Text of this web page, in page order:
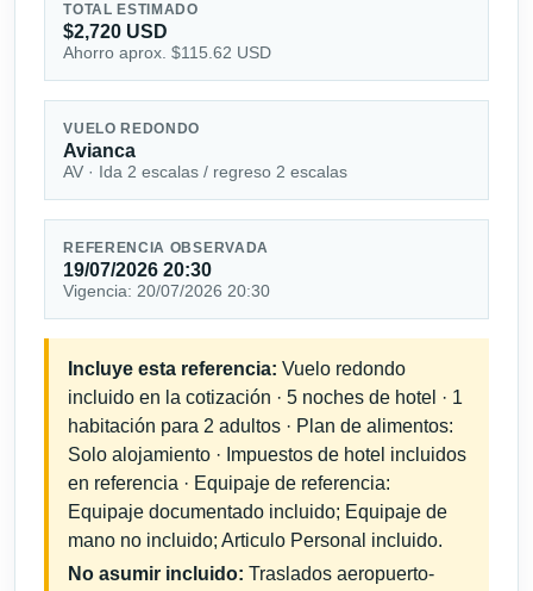
TOTAL ESTIMADO
$2,720 USD
Ahorro aprox. $115.62 USD
VUELO REDONDO
Avianca
AV · Ida 2 escalas / regreso 2 escalas
REFERENCIA OBSERVADA
19/07/2026 20:30
Vigencia: 20/07/2026 20:30
Incluye esta referencia: Vuelo redondo
incluido en la cotización · 5 noches de hotel · 1
habitación para 2 adultos · Plan de alimentos:
Solo alojamiento · Impuestos de hotel incluidos
en referencia · Equipaje de referencia:
Equipaje documentado incluido; Equipaje de
mano no incluido; Articulo Personal incluido.
No asumir incluido: Traslados aeropuerto-